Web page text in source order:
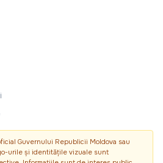
Guvernului Republicii Moldova sau
urile și identitățile vizuale sunt